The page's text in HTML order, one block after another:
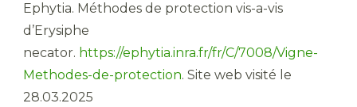
Ephytia. Méthodes de protection vis-a-vis
d’Erysiphe
necator. https://ephytia.inra.fr/fr/C/7008/Vigne-
Methodes-de-protection. Site web visité le
28.03.2025